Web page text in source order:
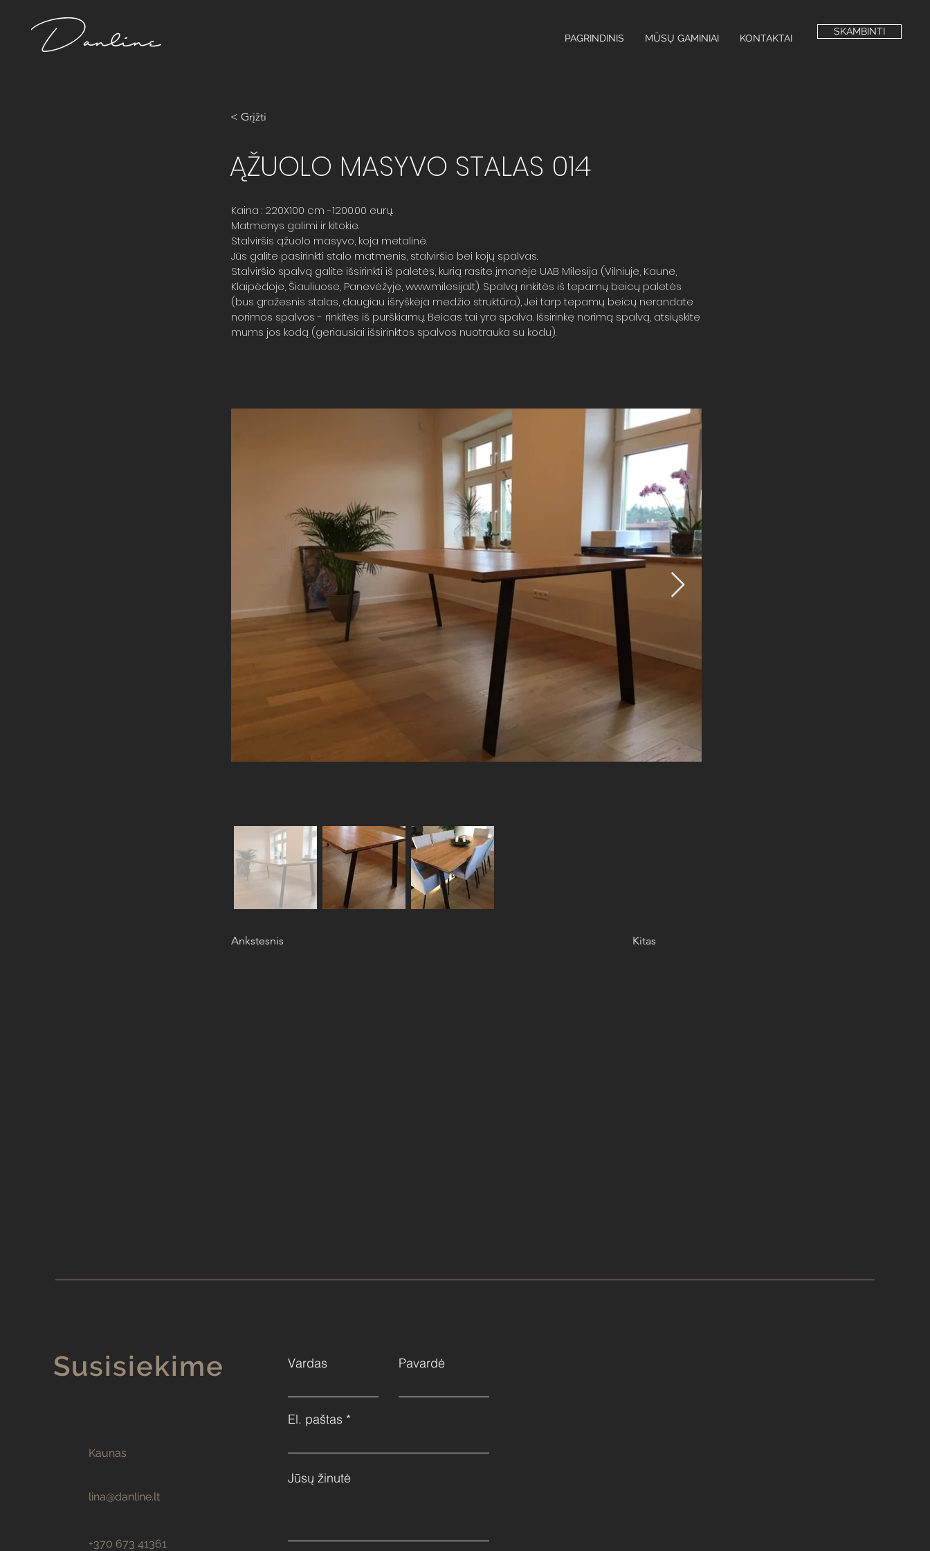
PAGRINDINIS MŪSŲ GAMINIAI KONTAKTAI
SKAMBINTI
< Grįžti
ĄŽUOLO MASYVO STALAS 014
Kaina : 220X100 cm -1200.00 eurų.
Matmenys galimi ir kitokie.
Stalviršis ąžuolo masyvo, koja metalinė.
Jūs galite pasirinkti stalo matmenis, stalviršio bei kojų spalvas.
Stalviršio spalvą galite išsirinkti iš paletės, kurią rasite įmonėje UAB Milesija (Vilniuje, Kaune,
Klaipėdoje, Šiauliuose, Panevėžyje,www.milesija.lt). Spalvą rinkitės iš tepamų beicų paletės
(bus gražesnis stalas, daugiau išryškėja medžio struktūra), Jei tarp tepamų beicų nerandate
norimos spalvos - rinkitės iš purškiamų. Beicas tai yra spalva. Išsirinkę norimą spalvą, atsiųskite
mums jos kodą (geriausiai išsirinktos spalvos nuotrauka su kodu).
Ankstesnis Kitas
Susisiekime
Kaunas
lina@danline.lt
+370 673 41361
Vardas Pavardė
El. paštas
Jūsų žinutė